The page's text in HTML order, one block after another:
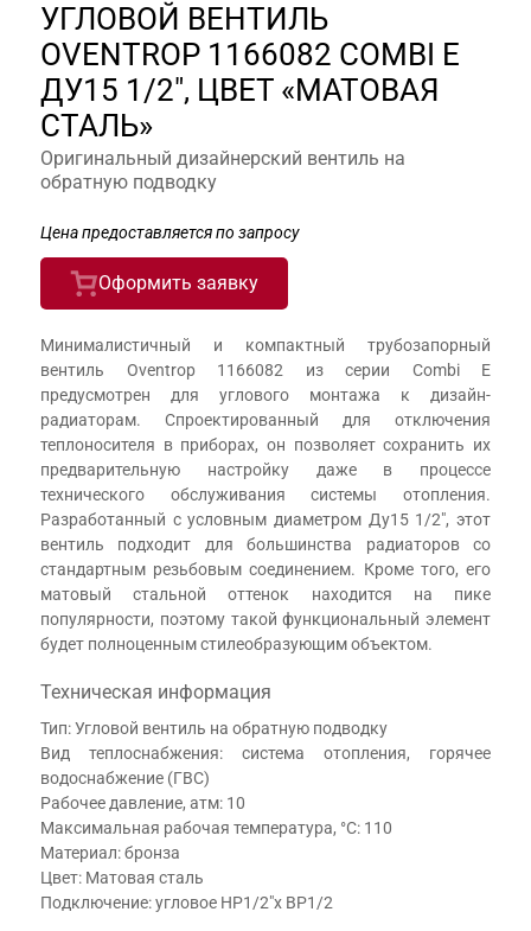
УГЛОВОЙ ВЕНТИЛЬ
OVENTROP 1166082 COMBI E
ДУ15 1/2", ЦВЕТ «МАТОВАЯ
СТАЛЬ»
Оригинальный дизайнерский вентиль на
обратную подводку
Цена предоставляется по запросу
Оформить заявку
Минималистичный и компактный трубозапорный
вентиль Oventrop 1166082 из серии Combi E
предусмотрен для углового монтажа к дизайн-
радиаторам. Спроектированный для отключения
теплоносителя в приборах, он позволяет сохранить их
предварительную настройку даже в процессе
технического обслуживания системы отопления.
Разработанный с условным диаметром Ду15 1/2", этот
вентиль подходит для большинства радиаторов со
стандартным резьбовым соединением. Кроме того, его
матовый стальной оттенок находится на пике
популярности, поэтому такой функциональный элемент
будет полноценным стилеобразующим объектом.
Техническая информация
Тип: Угловой вентиль на обратную подводку
Вид теплоснабжения: система отопления, горячее
водоснабжение (ГВС)
Рабочее давление, атм: 10
Максимальная рабочая температура, °С: 110
Материал: бронза
Цвет: Матовая сталь
Подключение: угловое НР1/2"х ВР1/2